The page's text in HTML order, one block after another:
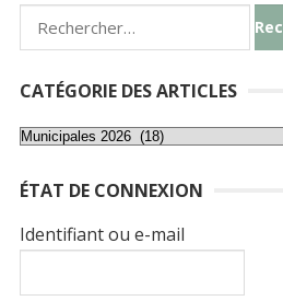
Rechercher :
CATÉGORIE DES ARTICLES
Catégorie
articles
ÉTAT DE CONNEXION
Identifiant ou e-mail